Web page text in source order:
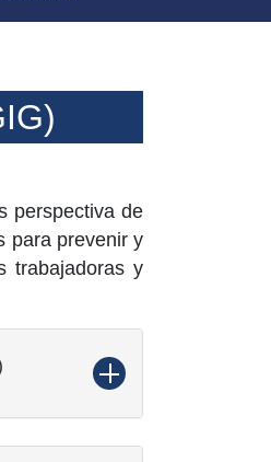
perspectiva de
para prevenir y
trabajadoras y